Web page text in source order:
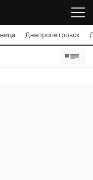
Днепропетровск